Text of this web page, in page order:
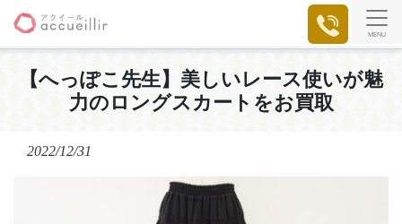
MENU
【へっぽこ先生】美しいレース使いが魅
力のロングスカートをお買取
2022/12/31